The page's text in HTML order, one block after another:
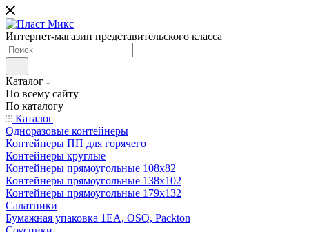
Интернет-магазин представительского класса
Каталог
По всему сайту
По каталогу
Каталог
Одноразовые контейнеры
Контейнеры ПП для горячего
Контейнеры круглые
Контейнеры прямоугольные 108х82
Контейнеры прямоугольные 138х102
Контейнеры прямоугольные 179х132
Салатники
Бумажная упаковка 1ЕА, OSQ, Packton